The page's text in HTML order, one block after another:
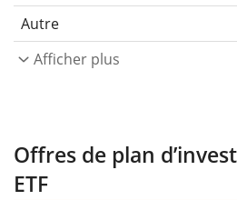
Autre
Afficher plus
Offres de plan
ETF